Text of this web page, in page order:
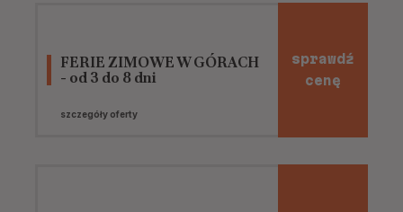
FERIE ZIMOWE W GÓRACH
- od 3 do 8 dni
szczegóły oferty
sprawdź
cenę